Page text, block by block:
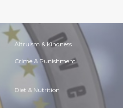
Altruism & Kindness
Crime & Punishment
Diet & Nutrition